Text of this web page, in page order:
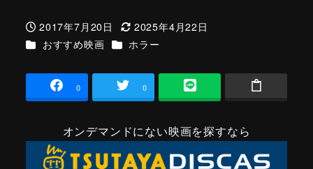
投稿日
2017年7月20日
更新日
2025年4月22日
カテゴリー
おすすめ映画 カテゴリー
ホラー
0 0
オンデマンドにない映画を探すなら